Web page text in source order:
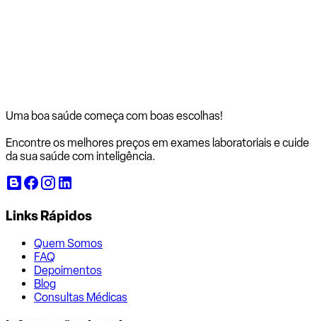
Uma boa saúde começa com boas escolhas!
Encontre os melhores preços em exames laboratoriais e cuide
da sua saúde com inteligência.
Links Rápidos
Quem Somos
FAQ
Depoimentos
Blog
Consultas Médicas